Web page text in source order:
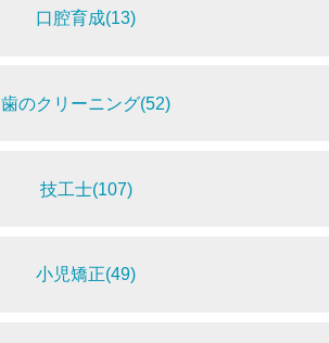
口腔育成(13)
歯のクリーニング(52)
技工士(107)
小児矯正(49)